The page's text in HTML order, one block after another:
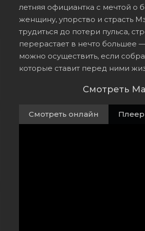
летняя официантка с мечтой о
женщину, упорство и страсть
трудиться до потери пульса,
перерастает в нечто большее
можно осуществить, если
которые ставит перед ними
Смотреть
Смотреть онлайн